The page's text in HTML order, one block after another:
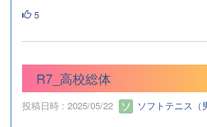
5
R7_高校総体
投稿日時 : 2025/05/22 ソフトテニス（